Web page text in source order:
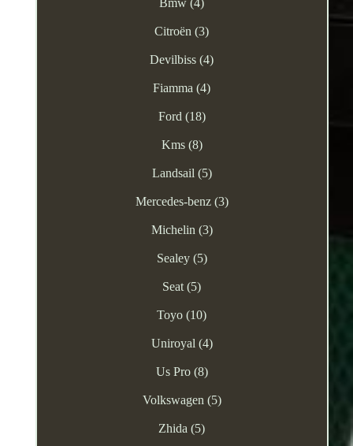
Bmw (4)
Citroën (3)
Devilbiss (4)
Fiamma (4)
Ford (18)
Kms (8)
Landsail (5)
Mercedes-benz (3)
Michelin (3)
Sealey (5)
Seat (5)
Toyo (10)
Uniroyal (4)
Us Pro (8)
Volkswagen (5)
Zhida (5)